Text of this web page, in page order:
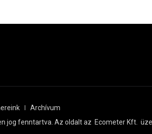
Archívum
jog fenntartva. Az oldalt az Ecometer Kft.